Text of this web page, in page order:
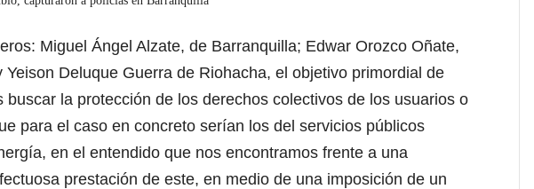
Miguel Ángel Alzate, de Barranquilla; Edwar Orozco Oñate,
Yeison Deluque Guerra de Riohacha, el objetivo primordial de
buscar la protección de los derechos colectivos de los usuarios o
para el caso en concreto serían los del servicios públicos
en el entendido que nos encontramos frente a una
prestación de este, en medio de una imposición de un